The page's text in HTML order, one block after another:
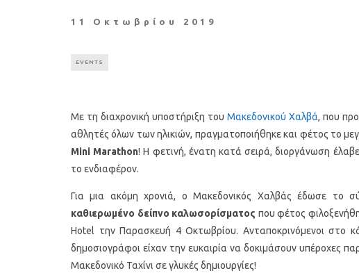
11 Οκτωβρίου 2019
EVENTS
Με τη διαχρονική υποστήριξη του Μακεδονικού Χαλβά, που
αθλητές όλων των ηλικιών, πραγματοποιήθηκε και φέτος το
Mini Marathon! Η φετινή, ένατη κατά σειρά, διοργάνωση
το ενδιαφέρον.
Για μια ακόμη χρονιά, ο Μακεδονικός Χαλβάς έδωσε το
καθιερωμένο δείπνο καλωσορίσματος που φέτος
Hotel την Παρασκευή 4 Οκτωβρίου. Ανταποκρινόμενοι στο
δημοσιογράφοι είχαν την ευκαιρία να δοκιμάσουν υπέροχες
Μακεδονικό Ταχίνι σε γλυκές δημιουργίες!